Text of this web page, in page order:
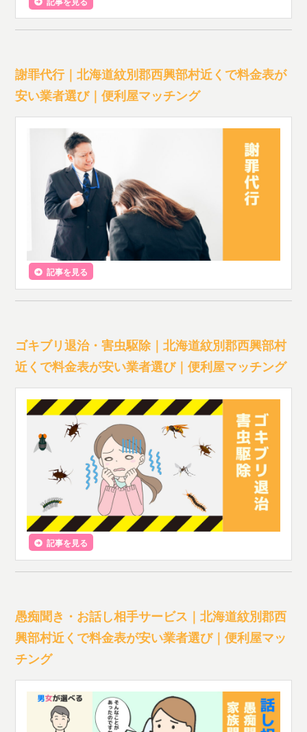
謝罪代行｜北海道紋別郡西興部村近くで料金表が
安い業者選び｜便利屋マッチング
記事を見る
ゴキブリ退治・害虫駆除｜北海道紋別郡西興部村
近くで料金表が安い業者選び｜便利屋マッチング
記事を見る
愚痴聞き・お話し相手サービス｜北海道紋別郡西
興部村近くで料金表が安い業者選び｜便利屋マッ
チング